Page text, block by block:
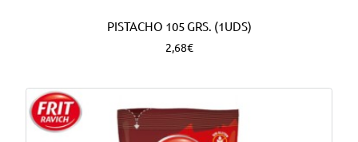
PISTACHO 105 GRS. (1UDS)
2,68€